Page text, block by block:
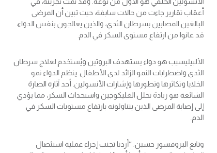
أعقاب تقارير جاءت من حالات سابقة، حيث تبين أن المرضى
البالغين المصابين بسرطان الثدي، والذين يعالجون بنفس الدواء،
قد عانوا من ارتفاع مستوى السكر في الدم.
الألبيليسيب هو دواء يستهدف البروتين ويُستخدم لعلاج سرطان
الثدي واضطرابات النمو الزائد لدى الأطفال. ينظم الدواء نمو
الخلايا وتكاثرها وتطورها وإشارات الأنسولين. أحد آثاره الضارة
الشائعة هو زيادة تحلل الغليكوجين واستحداث السكر، مما يؤدي
إلى إصابة المرضى الذين يتناولونه بارتفاع مستويات السكر في
الدم.
وتابع البروفسور حسين: “أردنا تجنب إجراء عملية استئصال